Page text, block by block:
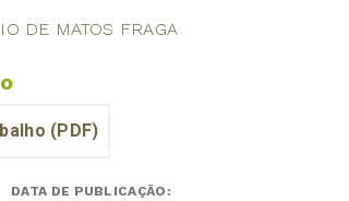
DE MATOS FRAGA
DATA DE PUBLICAÇÃO: